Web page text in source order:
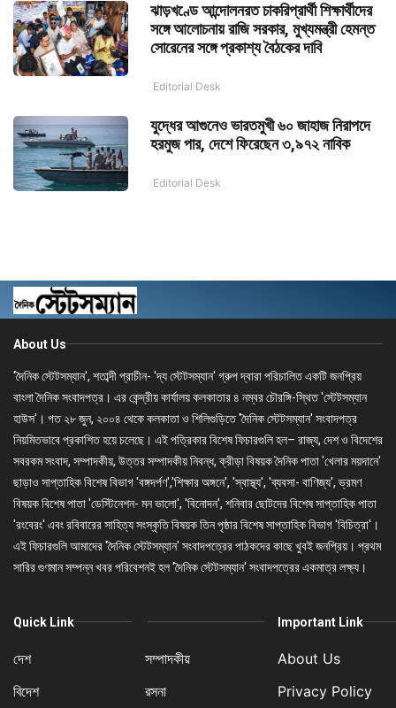
ঝাড়খণ্ডে আন্দোলনরত চাকরিপ্রার্থী শিক্ষার্থীদের
সঙ্গে আলোচনায় রাজি সরকার, মুখ্যমন্ত্রী হেমন্ত
সোরেনের সঙ্গে প্রকাশ্য বৈঠকের দাবি
Editorial Desk
যুদ্ধের আগুনেও ভারতমুখী ৬০ জাহাজ নিরাপদে
হরমুজ পার, দেশে ফিরেছেন ৩,৯৭২ নাবিক
Editorial Desk
About Us
'দৈনিক স্টেটসম্যান', শতাব্দী প্রাচীন- 'দ্য স্টেটসম্যান' গ্রুপ দ্বারা পরিচালিত একটি জনপ্রিয়
বাংলা দৈনিক সংবাদপত্র। এর কেন্দ্রীয় কার্যালয় কলকাতার ৪ নম্বর চৌরঙ্গি-স্থিত 'স্টেটসম্যান
হাউস'। গত ২৮ জুন, ২০০৪ থেকে কলকাতা ও শিলিগুড়িতে 'দৈনিক স্টেটসম্যান' সংবাদপত্র
নিয়মিতভাবে প্রকাশিত হয়ে চলেছে। এই পত্রিকার বিশেষ ফিচারগুলি হল– রাজ্য, দেশ ও বিদেশের
সবরকম সংবাদ, সম্পাদকীয়, উত্তর সম্পাদকীয় নিবন্ধ, ক্রীড়া বিষয়ক দৈনিক পাতা 'খেলার ময়দানে'
ছাড়াও সাপ্তাহিক বিশেষ বিভাগ 'বঙ্গদর্পণ','শিক্ষার অঙ্গনে', 'স্বাস্থ্য', 'ব্যবসা- বাণিজ্য', ভ্রমণ
বিষয়ক বিশেষ পাতা 'ডেস্টিনেশন- মন ভালো', 'বিনোদন', শনিবার ছোটদের বিশেষ সাপ্তাহিক পাতা
'রংবেরং' এবং রবিবারের সাহিত্য সংস্কৃতি বিষয়ক তিন পৃষ্ঠার বিশেষ সাপ্তাহিক বিভাগ 'বিচিত্রা'।
এই ফিচারগুলি আমাদের 'দৈনিক স্টেটসম্যান' সংবাদপত্রের পাঠকদের কাছে খুবই জনপ্রিয়। প্রথম
সারির গুণমান সম্পন্ন খবর পরিবেশনই হল 'দৈনিক স্টেটসম্যান' সংবাদপত্রের একমাত্র লক্ষ্য।
Quick Link
দেশ
বিদেশ
সম্পাদকীয়
রসনা
Important Link
About Us
Privacy Policy